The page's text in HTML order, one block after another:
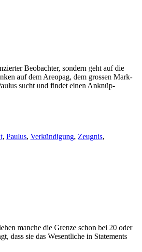
Beobachter, son­dern geht auf die
auf dem Are­opag, dem grossen Mark­
sucht und find­et einen Anknüp­
, Paulus, Verkündigung, Zeugnis,
manche die Gren­ze schon bei 20 oder
dass sie das We­sent­liche in State­ments